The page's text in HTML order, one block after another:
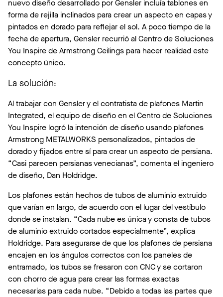
nuevo diseño desarrollado por Gensler incluía tablones en
forma de rejilla inclinados para crear un aspecto en capas y
pintados en dorado para reflejar el sol. A poco tiempo de la
fecha de apertura, Gensler recurrió al Centro de Soluciones
You Inspire de Armstrong Ceilings para hacer realidad este
concepto único.
La solución:
Al trabajar con Gensler y el contratista de plafones Martin
Integrated, el equipo de diseño en el Centro de Soluciones
You Inspire logró la intención de diseño usando plafones
Armstrong METALWORKS personalizados, pintados de
dorado y fijados entre sí para crear un aspecto de persiana.
“Casi parecen persianas venecianas”, comenta el ingeniero
de diseño, Dan Holdridge.
Los plafones están hechos de tubos de aluminio extruido
que varían en largo, de acuerdo con el lugar del vestíbulo
donde se instalan. “Cada nube es única y consta de tubos
de aluminio extruido cortados especialmente”, explica
Holdridge. Para asegurarse de que los plafones de persiana
encajen en los ángulos correctos con los paneles de
entramado, los tubos se fresaron con CNC y se cortaron
con chorro de agua para crear las formas exactas
necesarias para cada nube. “Debido a todas las partes que